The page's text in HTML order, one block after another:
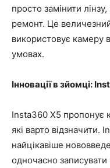
просто замінити
ремонт. Це
використовує камеру
умовах.
Інновації в зйомці:
Insta360 X5 пропонує
які варто відзначити.
найцікавіше
одночасно записувати